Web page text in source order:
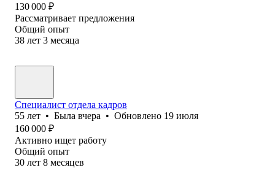
130 000 ₽
Рассматривает предложения
Общий опыт
38 лет 3 месяца
Специалист отдела кадров
55 лет • Была вчера • Обновлено 19 июля
160 000 ₽
Активно ищет работу
Общий опыт
30 лет 8 месяцев